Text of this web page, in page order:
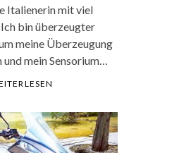
Italienerin mit viel
bin überzeugter
meine Überzeugung
und mein Sensorium…